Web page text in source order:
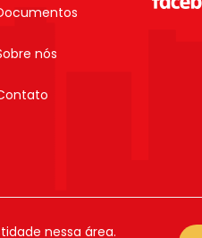
nós
nessa área.